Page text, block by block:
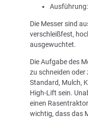
Ausführung:
Die Messer sind
verschleißfest,
ausgewuchtet.
Die Aufgabe des
zu schneiden oder
Standard, Mulch,
High-Lift sein.
einen
wichtig, dass das